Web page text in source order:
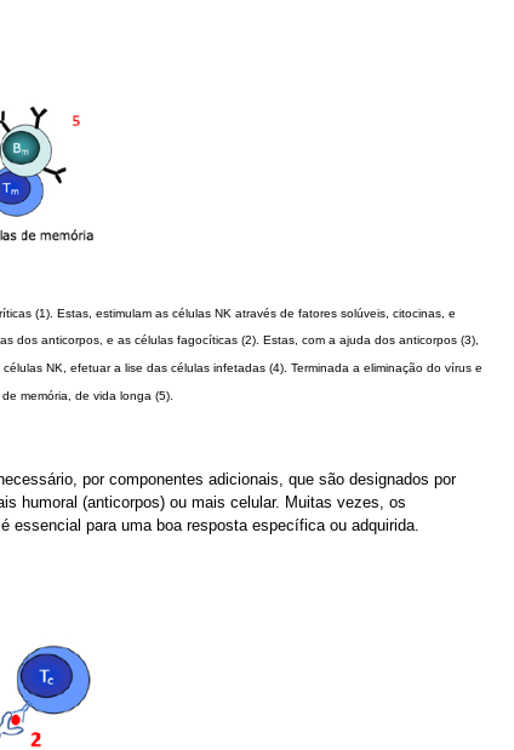
(1). Estas, estimulam as células NK através de fatores solúveis, citocinas, e
dos anticorpos, e as células fagocíticas (2). Estas, com a ajuda dos anticorpos (3),
NK, efetuar a lise das células infetadas (4). Terminada a eliminação do vírus e
memória, de vida longa (5).
por componentes adicionais, que são designados por
humoral (anticorpos) ou mais celular. Muitas vezes, os
para uma boa resposta específica ou adquirida.